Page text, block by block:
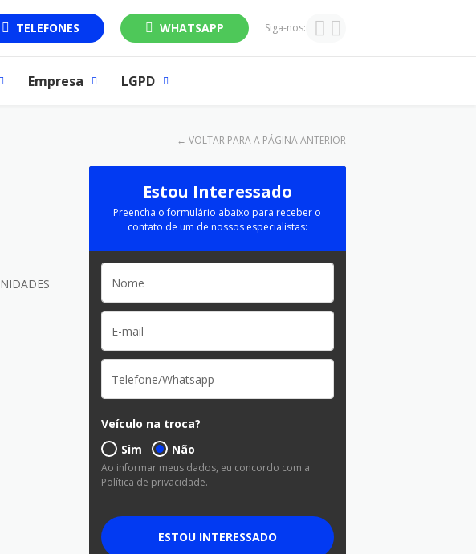
TELEFONES WHATSAPP Siga-nos:
Empresa LGPD
← VOLTAR PARA A PÁGINA ANTERIOR
Estou Interessado
Preencha o formulário abaixo para receber o
contato de um de nossos especialistas:
Veículo na troca?
Sim
Não
Ao informar meus dados, eu concordo com a
Política de privacidade.
ESTOU INTERESSADO